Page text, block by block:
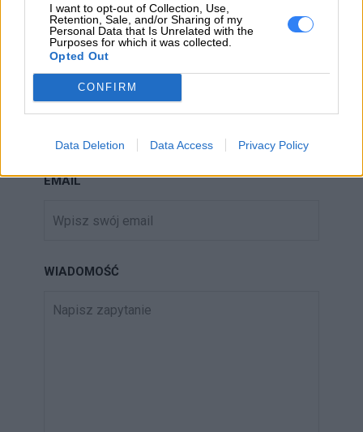
I want to opt-out of Collection, Use,
Retention, Sale, and/or Sharing of my
Personal Data that Is Unrelated with the
Purposes for which it was collected.
Opted Out
CONFIRM
Data Deletion Data Access Privacy Policy
ZAPYTAJ O PRODUKT
Zapytanie o "Bateria Lenovo 4-cell 60Wh
5B11B48819"
EMAIL
WIADOMOŚĆ